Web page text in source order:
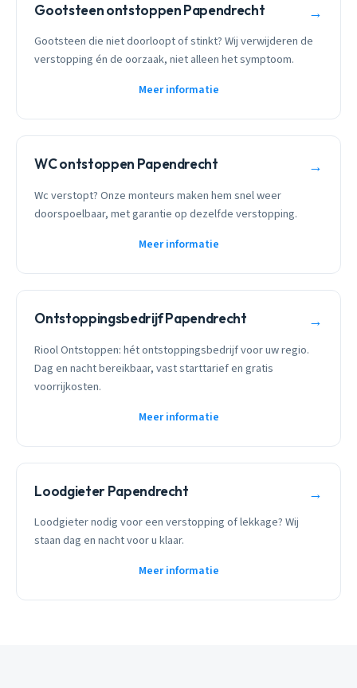
Gootsteen ontstoppen Papendrecht →
Gootsteen die niet doorloopt of stinkt? Wij verwijderen de
verstopping én de oorzaak, niet alleen het symptoom.
Meer informatie
WC ontstoppen Papendrecht →
Wc verstopt? Onze monteurs maken hem snel weer
doorspoelbaar, met garantie op dezelfde verstopping.
Meer informatie
Ontstoppingsbedrijf Papendrecht →
Riool Ontstoppen: hét ontstoppingsbedrijf voor uw regio.
Dag en nacht bereikbaar, vast starttarief en gratis
voorrijkosten.
Meer informatie
Loodgieter Papendrecht →
Loodgieter nodig voor een verstopping of lekkage? Wij
staan dag en nacht voor u klaar.
Meer informatie